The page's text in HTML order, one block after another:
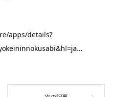
apps/details?